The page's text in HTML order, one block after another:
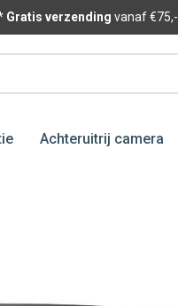
Gratis verzending vanaf €75,-
Achteruitrij camera